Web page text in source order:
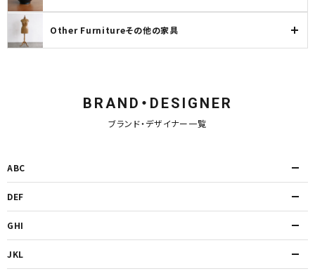
Other Furnitureその他の家具
BRAND・DESIGNER
ブランド・デザイナー一覧
ABC
DEF
GHI
JKL